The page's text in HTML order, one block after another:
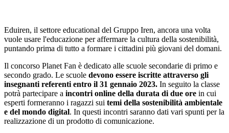
Eduiren, il settore educational del Gruppo Iren, ancora una volta
vuole usare l'educazione per affermare la cultura della sostenibilità,
puntando prima di tutto a formare i cittadini più giovani del domani.
Il concorso Planet Fan è dedicato alle scuole secondarie di primo e
secondo grado. Le scuole devono essere iscritte attraverso gli
insegnanti referenti entro il 31 gennaio 2023. In seguito la classe
potrà partecipare a incontri online della durata di due ore in cui
esperti formeranno i ragazzi sui temi della sostenibilità ambientale
e del mondo digital. In questi incontri saranno dati vari spunti per la
realizzazione di un prodotto di comunicazione.